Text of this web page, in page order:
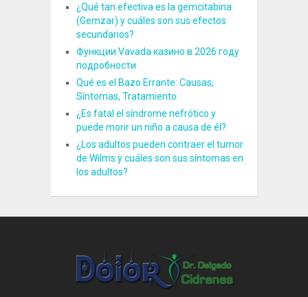
¿Qué tan efectiva es la gemcitabina
(Gemzar) y cuáles son sus efectos
secundarios?
Функции Vavada казино в 2026 году
подробности
Qué es el Bazo Errante: Causas,
Síntomas, Tratamiento
¿Es fatal el síndrome nefrótico y
puede morir un niño a causa de él?
¿Los adultos pueden contraer el tumor
de Wilms y cuáles son sus síntomas en
los adultos?